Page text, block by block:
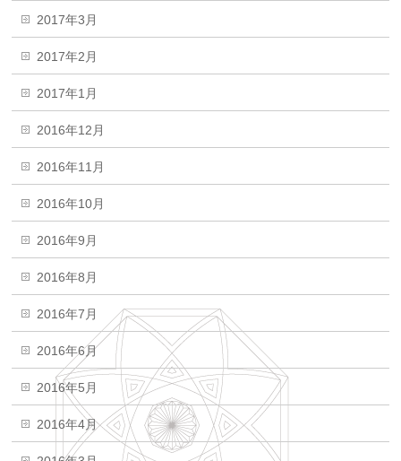
2017年3月
2017年2月
2017年1月
2016年12月
2016年11月
2016年10月
2016年9月
2016年8月
2016年7月
2016年6月
2016年5月
2016年4月